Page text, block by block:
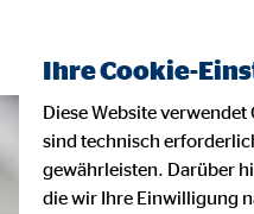
Ihre Cookie-
Diese Website
sind technisch
gewährleisten. Darüber
die wir Ihre Einwilligung